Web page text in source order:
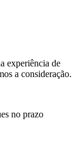
experiência de
a consideração.
no prazo